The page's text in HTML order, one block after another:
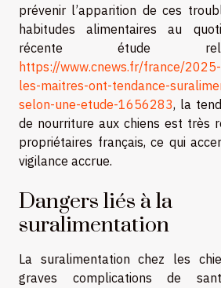
prévenir l’apparition de ces
habitudes alimentaires au
récente étude
https://www.cnews.fr/france/
les-maitres-ont-tendance-
selon-une-etude-1656283, la
de nourriture aux chiens est très
propriétaires français, ce qui
vigilance accrue.
Dangers liés à la
suralimentation
La suralimentation chez les
graves complications de